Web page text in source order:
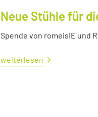
Neue Stühle für
Spende von romeisIE und
weiterlesen